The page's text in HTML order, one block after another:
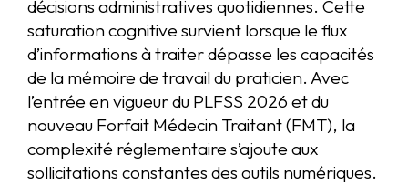
décisions administratives quotidiennes. Cette
saturation cognitive survient lorsque le flux
d’informations à traiter dépasse les capacités
de la mémoire de travail du praticien. Avec
l’entrée en vigueur du PLFSS 2026 et du
nouveau Forfait Médecin Traitant (FMT), la
complexité réglementaire s’ajoute aux
sollicitations constantes des outils numériques.